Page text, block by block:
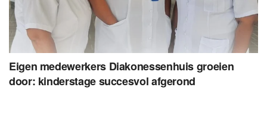
Eigen medewerkers Diakonessenhuis groeien
door: kinderstage succesvol afgerond